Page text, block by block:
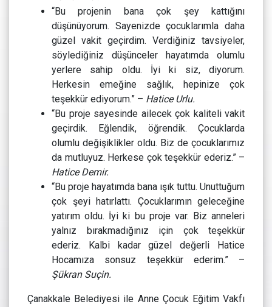
“Bu projenin bana çok şey kattığını
düşünüyorum. Sayenizde çocuklarımla daha
güzel vakit geçirdim. Verdiğiniz tavsiyeler,
söylediğiniz düşünceler hayatımda olumlu
yerlere sahip oldu. İyi ki siz, diyorum.
Herkesin emeğine sağlık, hepinize çok
teşekkür ediyorum.” – Hatice Urlu.
“Bu proje sayesinde ailecek çok kaliteli vakit
geçirdik. Eğlendik, öğrendik. Çocuklarda
olumlu değişiklikler oldu. Biz de çocuklarımız
da mutluyuz. Herkese çok teşekkür ederiz.” –
Hatice Demir.
“Bu proje hayatımda bana ışık tuttu. Unuttuğum
çok şeyi hatırlattı. Çocuklarımın geleceğine
yatırım oldu. İyi ki bu proje var. Biz anneleri
yalnız bırakmadığınız için çok teşekkür
ederiz. Kalbi kadar güzel değerli Hatice
Hocamıza sonsuz teşekkür ederim.” –
Şükran Suçin.
Çanakkale Belediyesi ile Anne Çocuk Eğitim Vakfı